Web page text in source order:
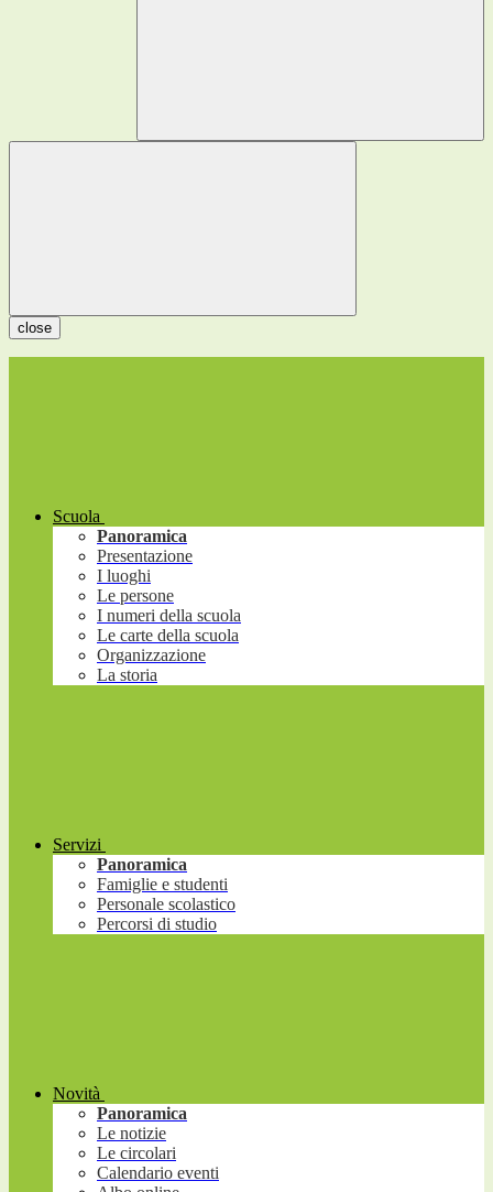
close
Scuola
Panoramica
Presentazione
I luoghi
Le persone
I numeri della scuola
Le carte della scuola
Organizzazione
La storia
Servizi
Panoramica
Famiglie e studenti
Personale scolastico
Percorsi di studio
Novità
Panoramica
Le notizie
Le circolari
Calendario eventi